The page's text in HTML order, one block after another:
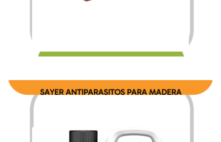
SAYER ANTIPARASITOS PARA MADERA